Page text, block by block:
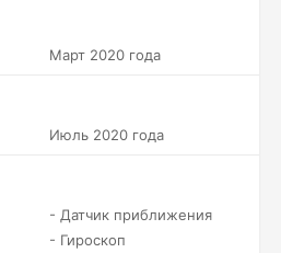
Март 2020 года
Июль 2020 года
- Датчик приближения
- Гироскоп